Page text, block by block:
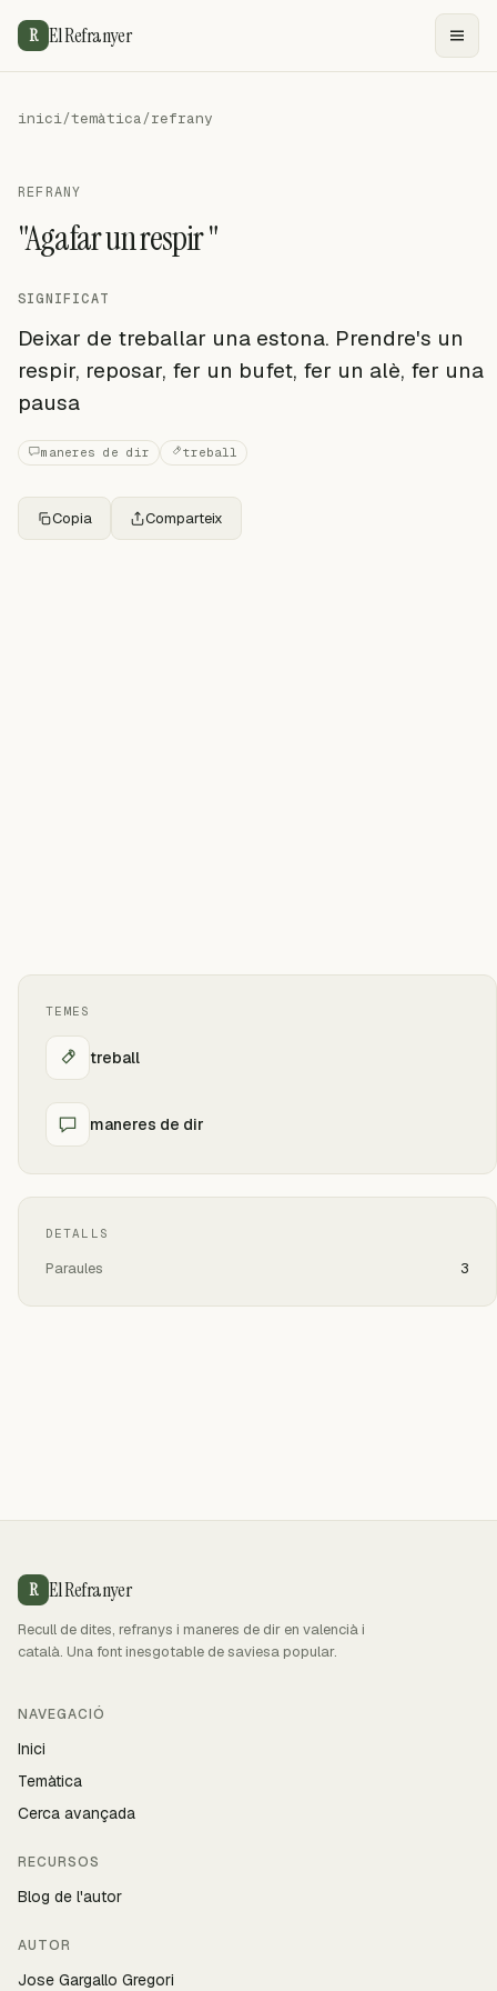
R El Refranyer
inici/temàtica/refrany
REFRANY
"Agafar un respir "
SIGNIFICAT
Deixar de treballar una estona. Prendre's un
respir, reposar, fer un bufet, fer un alè, fer una
pausa
maneres de dir treball
Copia Comparteix
TEMES
treball
maneres de dir
DETALLS
Paraules 3
R El Refranyer
Recull de dites, refranys i maneres de dir en valencià i
català. Una font inesgotable de saviesa popular.
NAVEGACIÓ
Inici
Temàtica
Cerca avançada
RECURSOS
Blog de l'autor
AUTOR
Jose Gargallo Gregori